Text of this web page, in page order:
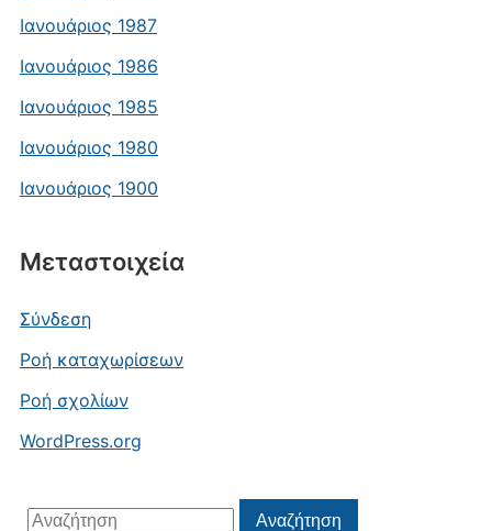
Ιανουάριος 1987
Ιανουάριος 1986
Ιανουάριος 1985
Ιανουάριος 1980
Ιανουάριος 1900
Μεταστοιχεία
Σύνδεση
Ροή καταχωρίσεων
Ροή σχολίων
WordPress.org
Αναζήτηση
Αναζήτηση